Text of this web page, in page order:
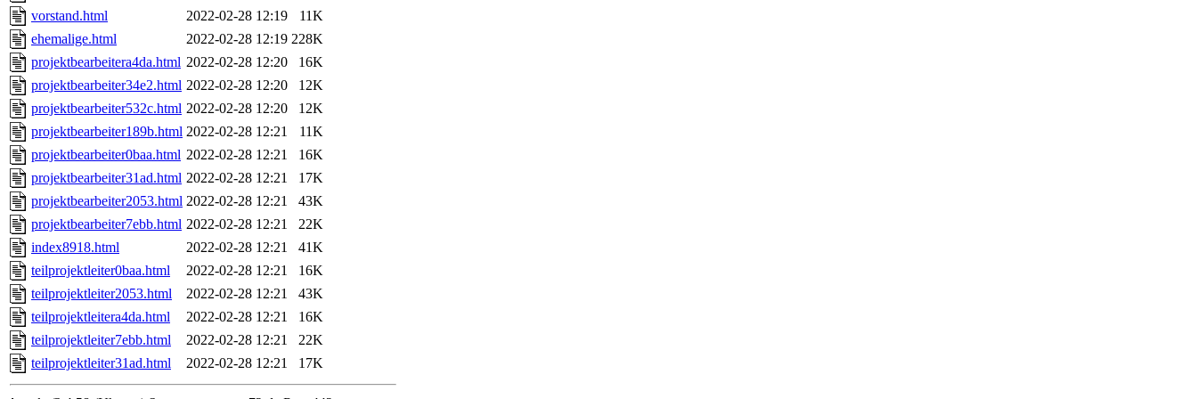
vorstand.html
2022-02-28 12:19
11K
ehemalige.html
2022-02-28 12:19 228K
projektbearbeitera4da.html 2022-02-28 12:20
16K
projektbearbeiter34e2.html 2022-02-28 12:20
12K
projektbearbeiter532c.html 2022-02-28 12:20
12K
projektbearbeiter189b.html 2022-02-28 12:21
11K
projektbearbeiter0baa.html 2022-02-28 12:21
16K
projektbearbeiter31ad.html 2022-02-28 12:21
17K
projektbearbeiter2053.html 2022-02-28 12:21
43K
projektbearbeiter7ebb.html 2022-02-28 12:21
22K
index8918.html
2022-02-28 12:21
41K
teilprojektleiter0baa.html
2022-02-28 12:21
16K
teilprojektleiter2053.html
2022-02-28 12:21
43K
teilprojektleitera4da.html
2022-02-28 12:21
16K
teilprojektleiter7ebb.html
2022-02-28 12:21
22K
teilprojektleiter31ad.html
2022-02-28 12:21 17K